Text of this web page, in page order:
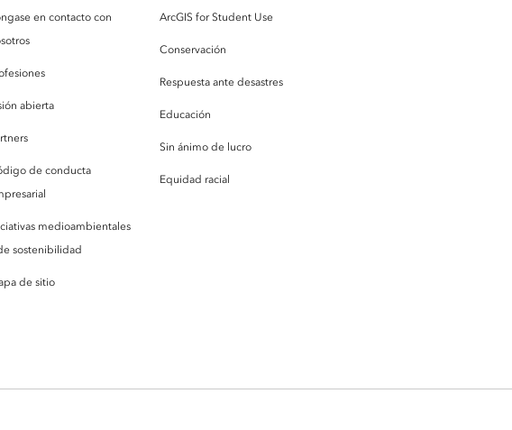
en contacto con
abierta
de conducta
medioambientales
sostenibilidad
de sitio
ArcGIS for Student Use
Conservación
Respuesta ante desastres
Educación
Sin ánimo de lucro
Equidad racial